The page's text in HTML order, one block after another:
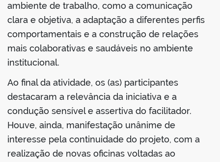
ambiente de trabalho, como a comunicação
clara e objetiva, a adaptação a diferentes perfis
comportamentais e a construção de relações
mais colaborativas e saudáveis no ambiente
institucional.
Ao final da atividade, os (as) participantes
destacaram a relevância da iniciativa e a
condução sensível e assertiva do facilitador.
Houve, ainda, manifestação unânime de
interesse pela continuidade do projeto, com a
realização de novas oficinas voltadas ao